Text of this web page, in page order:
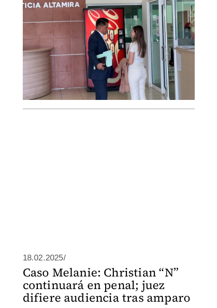
18.02.2025/
Caso Melanie: Christian “N”
continuará en penal; juez
difiere audiencia tras amparo